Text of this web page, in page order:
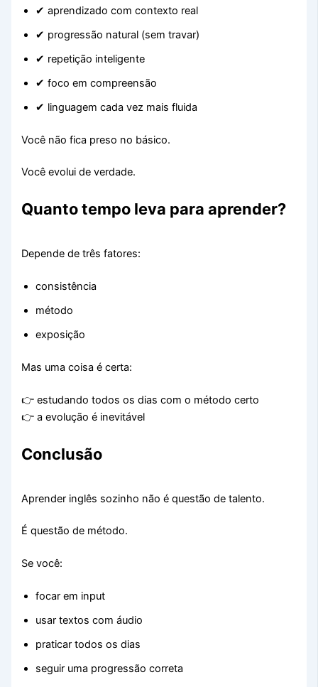
✔ aprendizado com contexto real
✔ progressão natural (sem travar)
✔ repetição inteligente
✔ foco em compreensão
✔ linguagem cada vez mais fluida
Você não fica preso no básico.
Você evolui de verdade.
Quanto tempo leva para aprender?
Depende de três fatores:
consistência
método
exposição
Mas uma coisa é certa:
👉 estudando todos os dias com o método certo
👉 a evolução é inevitável
Conclusão
Aprender inglês sozinho não é questão de talento.
É questão de método.
Se você:
focar em input
usar textos com áudio
praticar todos os dias
seguir uma progressão correta